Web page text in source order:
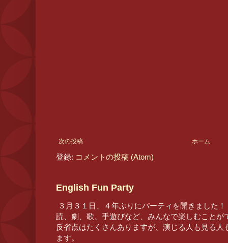
次の投稿 ホーム
登録: コメントの投稿 (Atom)
English Fun Party
３月３１日、４年ぶりにパーティを開きました
読、劇、歌、手遊びなど、みんなで楽しむこと
反省点はたくさんありますが、演じる人も見る
ます。